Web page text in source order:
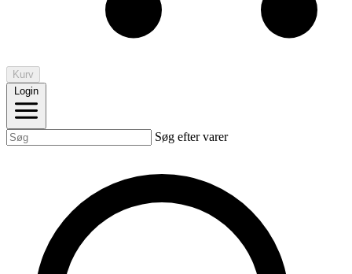
Kurv
Login
Søg efter varer